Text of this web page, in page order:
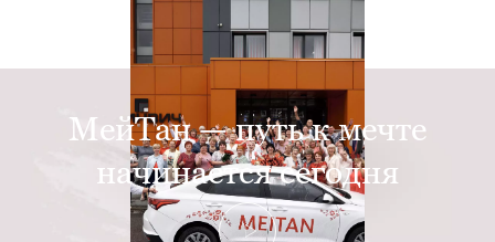
МейТан — путь к мечте
начинается сегодня